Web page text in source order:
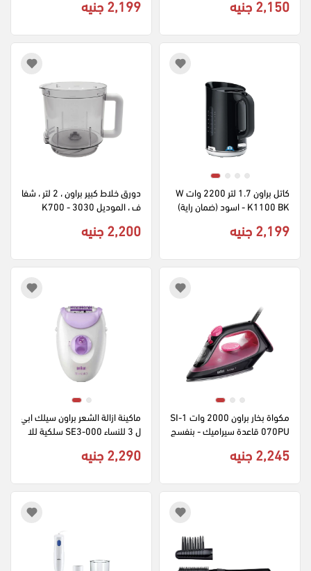
2,150 جنيه 2,199 جنيه
كاتل براون 1.7 لتر 2200 وات W
K1100 BK - اسود (ضمان راية)
2,199 جنيه
دورق خلاط كبير براون ، 2 لتر ، شفا
ف ، الموديل 3030 - K700
2,200 جنيه
مكواة بخار براون 2000 وات SI-1
070PU قاعدة سيراميك - بنفسج
2,245 جنيه
ماكينة ازالة الشعر براون سيلك ابي
ل 3 للنساء SE3-000 سلكية للا
واني
2,290 جنيه